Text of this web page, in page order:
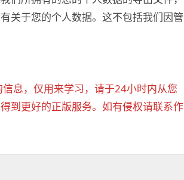
关于您的个人数据。这不包括我们因管
息，仅用来学习，请于24小时内从您
到更好的正版服务。如有侵权请联系作